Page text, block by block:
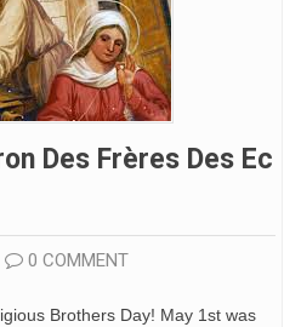
Des Frères Des Ec
0 COMMENT
Brothers Day! May 1st was